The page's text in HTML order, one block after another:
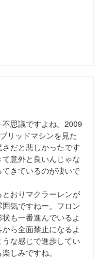
思議ですよね。2009
リッドマシンを見た
だと悲しかったです
意外と良いんじゃな
きているのが凄いで
おりマクラーレンが
気ですねー。フロン
も一番進んでいるよ
ら全面禁止になるよ
な感じで進歩してい
しみですね。